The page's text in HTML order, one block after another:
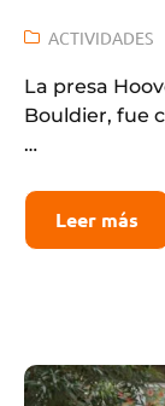
ACTIVIDADES
La presa
Bouldier, fue
…
Leer más